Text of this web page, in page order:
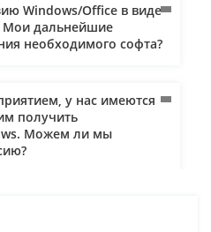
Windows/Office в виде
Мои дальнейшие
необходимого софта?
у нас имеются
получить
Можем ли мы